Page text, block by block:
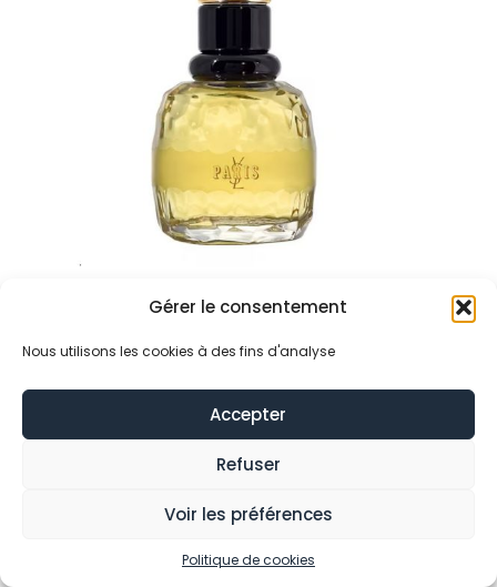
Gérer le consentement
Nous utilisons les cookies à des fins d'analyse
Accepter
Refuser
Voir les préférences
Politique de cookies
SAINT LAURENT
EDP VP 75ML